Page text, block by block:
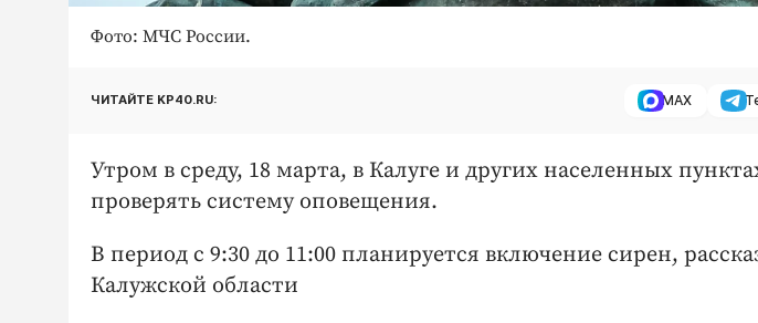
Фото: МЧС России.
ЧИТАЙТЕ KP40.RU: MAX
Утром в среду, 18 марта, в Калуге и других населенных
проверять систему оповещения.
В период с 9:30 до 11:00 планируется включение сирен,
Калужской области